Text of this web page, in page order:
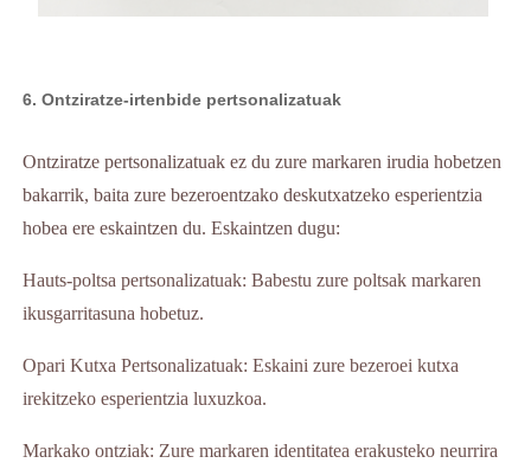
6. Ontziratze-irtenbide pertsonalizatuak
Ontziratze pertsonalizatuak ez du zure markaren irudia hobetzen
bakarrik, baita zure bezeroentzako deskutxatzeko esperientzia
hobea ere eskaintzen du. Eskaintzen dugu:
Hauts-poltsa pertsonalizatuak: Babestu zure poltsak markaren
ikusgarritasuna hobetuz.
Opari Kutxa Pertsonalizatuak: Eskaini zure bezeroei kutxa
irekitzeko esperientzia luxuzkoa.
Markako ontziak: Zure markaren identitatea erakusteko neurrira